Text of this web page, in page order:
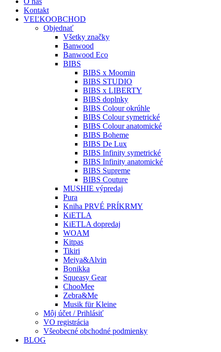
Kontakt
VEĽKOOBCHOD
Objednať
Všetky značky
Banwood
Banwood Eco
BIBS
BIBS x Moomin
BIBS STUDIO
BIBS x LIBERTY
BIBS doplnky
BIBS Colour okrúhle
BIBS Colour symetrické
BIBS Colour anatomické
BIBS Boheme
BIBS De Lux
BIBS Infinity symetrické
BIBS Infinity anatomické
BIBS Supreme
BIBS Couture
MUSHIE výpredaj
Pura
Kniha PRVÉ PRÍKRMY
KiETLA
KiETLA dopredaj
WOAM
Kitpas
Tikiri
Meiya&Alvin
Bonikka
Squeasy Gear
ChooMee
Zebra&Me
Musik für Kleine
Môj účet / Prihlásiť
VO registrácia
Všeobecné obchodné podmienky
BLOG